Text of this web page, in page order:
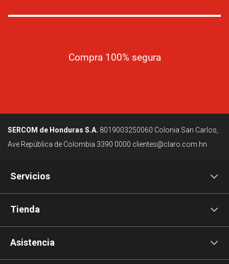
Compra 100% segura
SERCOM de Honduras S.A. 8019003250060 Colonia San Carlos,
Ave República de Colombia 3390 0000 clientes@claro.com.hn
Servicios
Tienda
Asistencia